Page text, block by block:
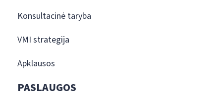
Konsultacinė taryba
VMI strategija
Apklausos
PASLAUGOS